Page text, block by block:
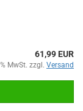
61,99 EUR
MwSt. zzgl. Versand